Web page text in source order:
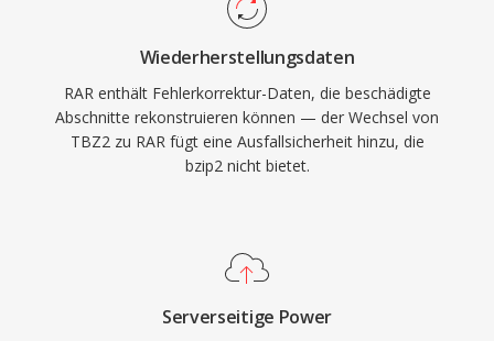
Wiederherstellungsdaten
RAR enthält Fehlerkorrektur-Daten, die beschädigte
Abschnitte rekonstruieren können — der Wechsel von
TBZ2 zu RAR fügt eine Ausfallsicherheit hinzu, die
bzip2 nicht bietet.
Serverseitige Power